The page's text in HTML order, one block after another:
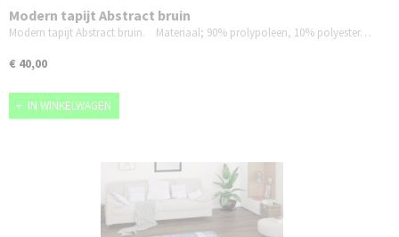
Modern tapijt Abstract bruin
Modern tapijt Abstract bruin. Materiaal; 90% prolypoleen, 10% polyester…
€ 40,00
IN WINKELWAGEN